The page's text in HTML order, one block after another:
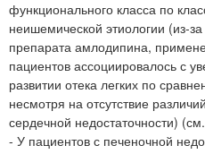
функционального класса по
неишемической этиологии (из-
препарата амлодипина,
пациентов ассоциировалось с
развитии отека легких по
несмотря на отсутствие
сердечной недостаточности)
- У пациентов с печеночной